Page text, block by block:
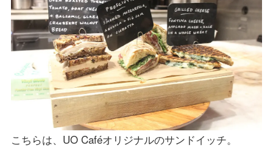
こちらは、UO Caféオリジナルのサンドイッチ。